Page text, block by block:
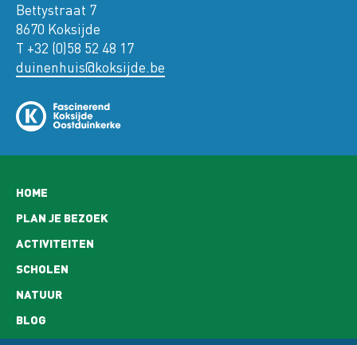
Bettystraat 7
8670 Koksijde
T +32 (0)58 52 48 17
duinenhuis@koksijde.be
Hoofdnavigatie
HOME
PLAN JE BEZOEK
ACTIVITEITEN
SCHOLEN
NATUUR
BLOG